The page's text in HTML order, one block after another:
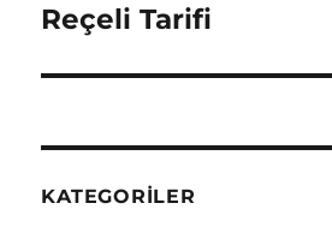
yazı:
Reçeli Tarifi
KATEGORILER